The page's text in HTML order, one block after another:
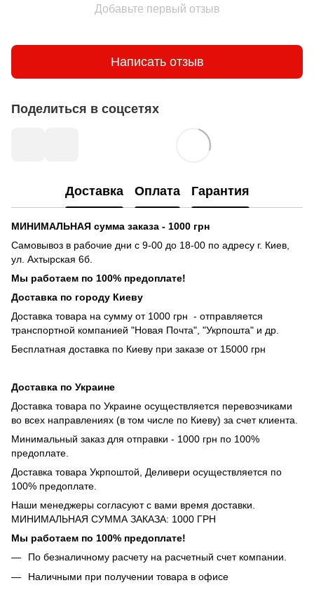
Добавьте первый отзыв
Написать отзыв
Поделиться в соцсетях
Доставка Оплата Гарантия
МИНИМАЛЬНАЯ сумма заказа - 1000 грн
Самовывоз в рабочие дни с 9-00 до 18-00 по адресу г. Киев,
ул. Ахтырская 6б.
Мы работаем по 100% предоплате!
Доставка по городу Киеву
Доставка товара на сумму от 1000 грн - отправляется
транспортной компанией "Новая Почта", "Укрпошта" и др.
Бесплатная доставка по Киеву при заказе от 15000 грн
Доставка по Украине
Доставка товара по Украине осуществляется перевозчиками
во всех направлениях (в том числе по Киеву) за счет клиента.
Минимальный заказ для отправки - 1000 грн по 100%
предоплате.
Доставка товара Укрпоштой, Деливери осуществляется по
100% предоплате.
Наши менеджеры согласуют с вами время доставки.
МИНИМАЛЬНАЯ СУММА ЗАКАЗА: 1000 ГРН
Мы работаем по 100% предоплате!
По безналичному расчету на расчетный счет компании.
Наличными при получении товара в офисе